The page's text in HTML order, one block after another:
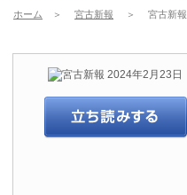
ホーム ＞ 宮古新報 ＞ 宮古新